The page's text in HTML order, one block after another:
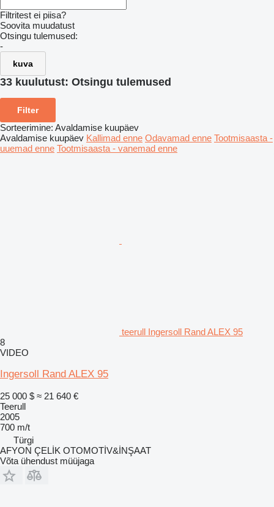
Filtritest ei piisa?
Soovita muudatust
Otsingu tulemused:
-
kuva
33 kuulutust: Otsingu tulemused
Filter
Sorteerimine: Avaldamise kuupäev
Avaldamise kuupäev Kallimad enne Odavamad enne Tootmisaasta -
uuemad enne Tootmisaasta - vanemad enne
teerull Ingersoll Rand ALEX 95
8
VIDEO
Ingersoll Rand ALEX 95
25 000 $ ≈ 21 640 €
Teerull
2005
700 m/t
Türgi
AFYON ÇELİK OTOMOTİV&İNŞAAT
Võta ühendust müüjaga